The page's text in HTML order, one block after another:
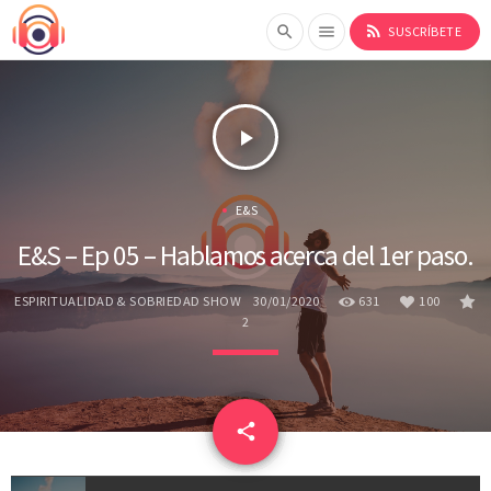
search menu rss_feed SUSCRÍBETE
play_arrow
E&S
E&S – Ep 05 – Hablamos acerca del 1er paso.
ESPIRITUALIDAD & SOBRIEDAD SHOW 30/01/2020 631
100
2
share
100
email